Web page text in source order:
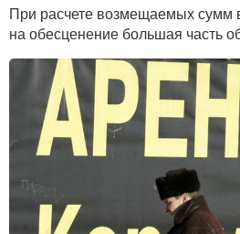
При расчете возмещаемых сумм
на обесценение большая часть